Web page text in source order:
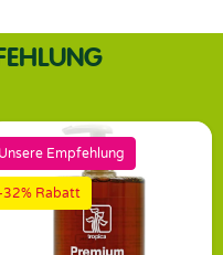
Unsere Empfehlung
Bestseller